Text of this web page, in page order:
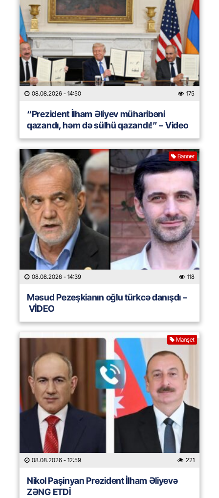
08.08.2026 - 14:50 175
“Prezident İlham Əliyev müharibəni
qazandı, həm də sülhü qazandı!” – Video
Banner
08.08.2026 - 14:39 118
Məsud Pezeşkianın oğlu türkcə danışdı –
VİDEO
Manşet
08.08.2026 - 12:59 221
Nikol Paşinyan Prezident İlham Əliyevə
ZƏNG ETDİ